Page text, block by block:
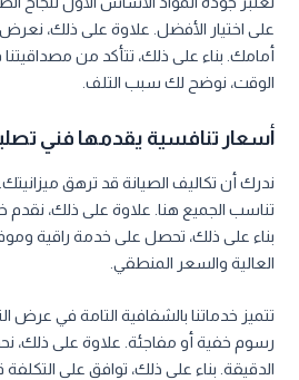
على اختيار الأفضل. علاوة على ذلك،
أمامك. بناء على ذلك، تتأكد من
الوقت، نوضح لك سبب التلف.
أسعار تنافسية يقدمها فني
ندرك أن تكاليف الصيانة قد ترهق
تناسب الجميع هنا. علاوة على ذلك، نقدم
بناء على ذلك، تحصل على خدمة راقية
العالية والسعر المنطقي.
تتميز خدماتنا بالشفافية التامة في عرض
رسوم خفية أو مفاجئة. علاوة على ذلك،
الدقيقة. بناء على ذلك، توافق على